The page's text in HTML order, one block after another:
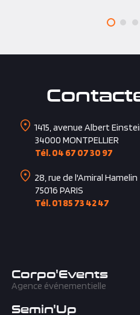
1415, avenue Albert Einstein
34000MONTPELLIER
28, rue de l'Amiral Hamelin
75016 PARIS
Corpo'Events
Agence événementielle